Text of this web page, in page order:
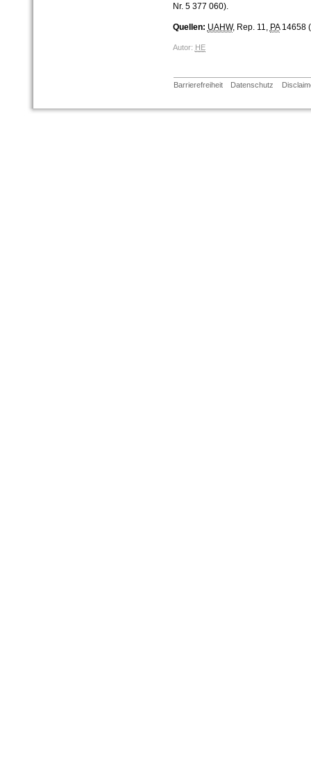
Nr. 5 377 060).
Quellen: UAHW, Rep. 11, PA14658
Autor: HE
Barrierefreiheit Datenschutz